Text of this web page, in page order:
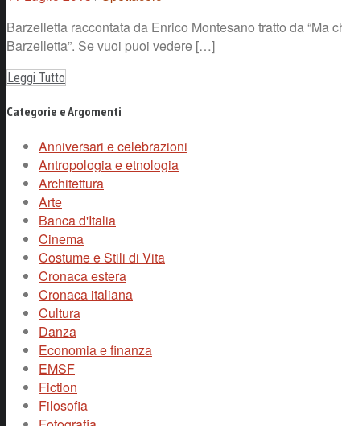
Barzelletta raccontata da Enrico Montesano tratto da “Ma
Barzelletta”. Se vuoi puoi vedere […]
Leggi Tutto
Categorie e Argomenti
Anniversari e celebrazioni
Antropologia e etnologia
Architettura
Arte
Banca d'Italia
Cinema
Costume e Stili di Vita
Cronaca estera
Cronaca italiana
Cultura
Danza
Economia e finanza
EMSF
Fiction
Filosofia